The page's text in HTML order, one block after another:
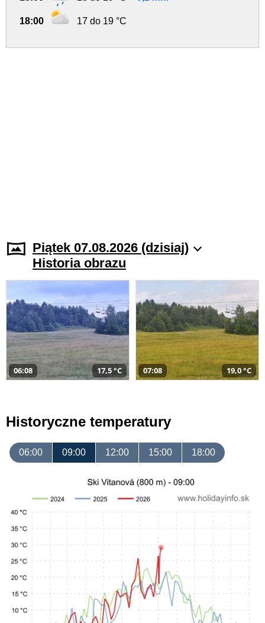
18:00 17 do 19 °C
Piątek 07.08.2026 (dzisiaj)
Historia obrazu
06:08 17,5 °C 07:08 19,0 °C
Historyczne temperatury
06:00 09:00 12:00 15:00 18:00